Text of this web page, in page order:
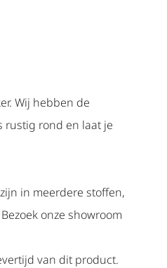
Wij hebben de
rustig rond en laat je
in meerdere stoffen,
onze showroom
van dit product.